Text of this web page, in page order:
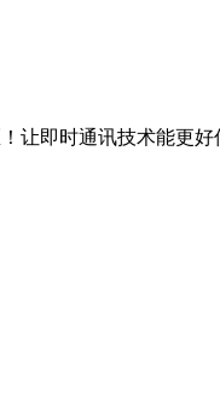
让即时通讯技术能更好